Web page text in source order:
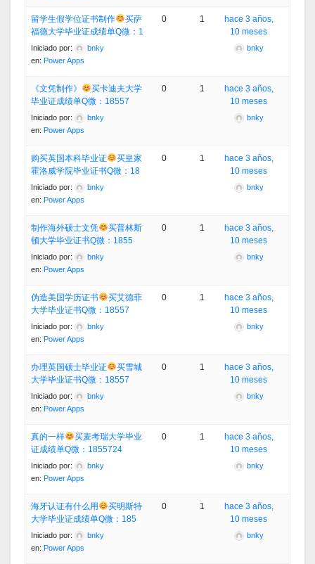
留学生假学位证书制作
买萨
福德大学毕业证成绩单Q微：1
Iniciado por:
bnky
en: Power Apps
0 1
hace 3 años,
10 meses
bnky
《文凭制作》
买卡迪夫大学
毕业证成绩单Q微：18557
Iniciado por:
bnky
en: Power Apps
0 1
hace 3 años,
10 meses
bnky
购买英国本科毕业证
买皇家
霍洛威学院毕业证书Q微：18
Iniciado por:
bnky
en: Power Apps
0 1
hace 3 años,
10 meses
bnky
制作海外硕士文凭
买普林斯
顿大学毕业证书Q微：1855
Iniciado por:
bnky
en: Power Apps
0 1
hace 3 años,
10 meses
bnky
伪造美国学历证书
买艾德菲
大学毕业证书Q微：18557
Iniciado por:
bnky
en: Power Apps
0 1
hace 3 años,
10 meses
bnky
办理英国硕士毕业证
买雪城
大学毕业证书Q微：18557
Iniciado por:
bnky
en: Power Apps
0 1
hace 3 años,
10 meses
bnky
真的一样
买麦考瑞大学毕业
证成绩单Q微：1855724
Iniciado por:
bnky
en: Power Apps
0 1
hace 3 años,
10 meses
bnky
海牙认证有什么用
买明斯特
大学毕业证成绩单Q微：185
Iniciado por:
bnky
en: Power Apps
0 1
hace 3 años,
10 meses
bnky